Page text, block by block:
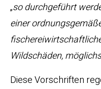
„so durchgeführt
einer
Wildschäden,
Diese Vorschriften